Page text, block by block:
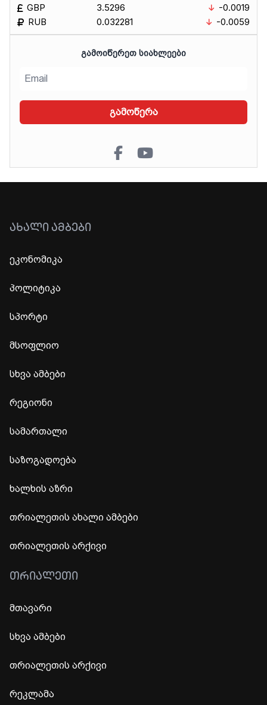
GBP
RUB
3.5296
0.032281
-0.0019
-0.0059
ᲒᲐᲛᲝᲘᲬᲔᲠᲔᲗ ᲡᲘᲐᲮᲚᲔᲔᲑᲘ
გამოწერა
ᲐᲮᲐᲚᲘ ᲐᲛᲑᲔᲑᲘ
ეკონომიკა
პოლიტიკა
სპორტი
მსოფლიო
სხვა ამბები
რეგიონი
სამართალი
საზოგადოება
ხალხის აზრი
თრიალეთის ახალი ამბები
თრიალეთის არქივი
ᲗᲠᲘᲐᲚᲔᲗᲘ
მთავარი
სხვა ამბები
თრიალეთის არქივი
რეკლამა